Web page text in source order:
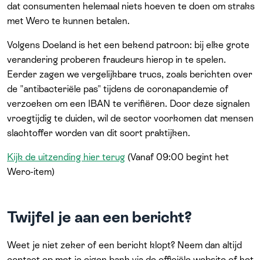
dat consumenten helemaal niets hoeven te doen om straks
met Wero te kunnen betalen.
Volgens Doeland is het een bekend patroon: bij elke grote
verandering proberen fraudeurs hierop in te spelen.
Eerder zagen we vergelijkbare trucs, zoals berichten over
de "antibacteriële pas" tijdens de coronapandemie of
verzoeken om een IBAN te verifiëren. Door deze signalen
vroegtijdig te duiden, wil de sector voorkomen dat mensen
slachtoffer worden van dit soort praktijken.
Kijk de uitzending hier terug (Vanaf 09:00 begint het
Wero-item)
Twijfel je aan een bericht?
Weet je niet zeker of een bericht klopt? Neem dan altijd